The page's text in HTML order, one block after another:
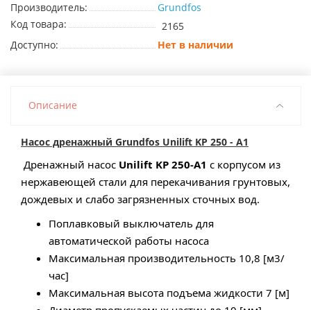
Производитель:
Grundfos
Код товара:
2165
Доступно:
Нет в наличии
Описание
Насос дренажный Grundfos Unilift KP 250 - A1
Дренажный насос Unilift KP 250-A1 с корпусом из
нержавеющей стали для перекачивания грунтовых,
дождевых и слабо загрязненных сточных вод.
Поплавковый выключатель для
автоматической работы насоса
Максимальная производительность 10,8 [м3/
час]
Максимальная высота подъема жидкости 7 [м]